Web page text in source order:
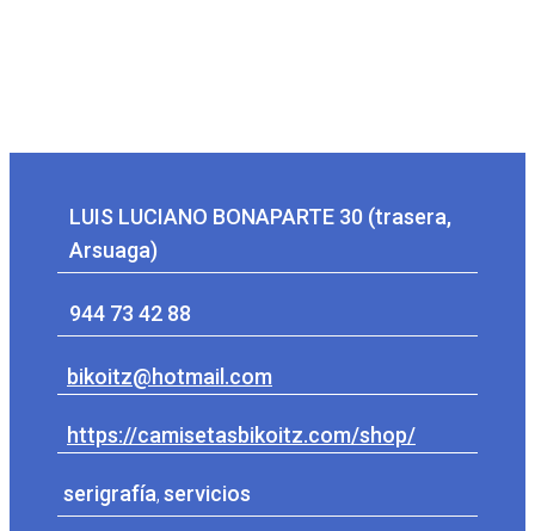
LUIS LUCIANO BONAPARTE 30 (trasera,
Arsuaga)
944 73 42 88
bikoitz@hotmail.com
https://camisetasbikoitz.com/shop/
serigrafía,servicios